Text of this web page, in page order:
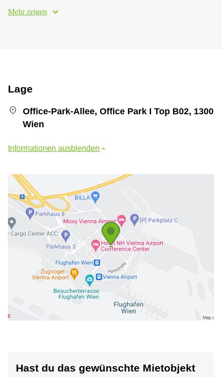
Mehr zeigen
Lage
Office-Park-Allee, Office Park I Top B02, 1300
Wien
Informationen ausblenden
Hast du das gewünschte Mietobjekt